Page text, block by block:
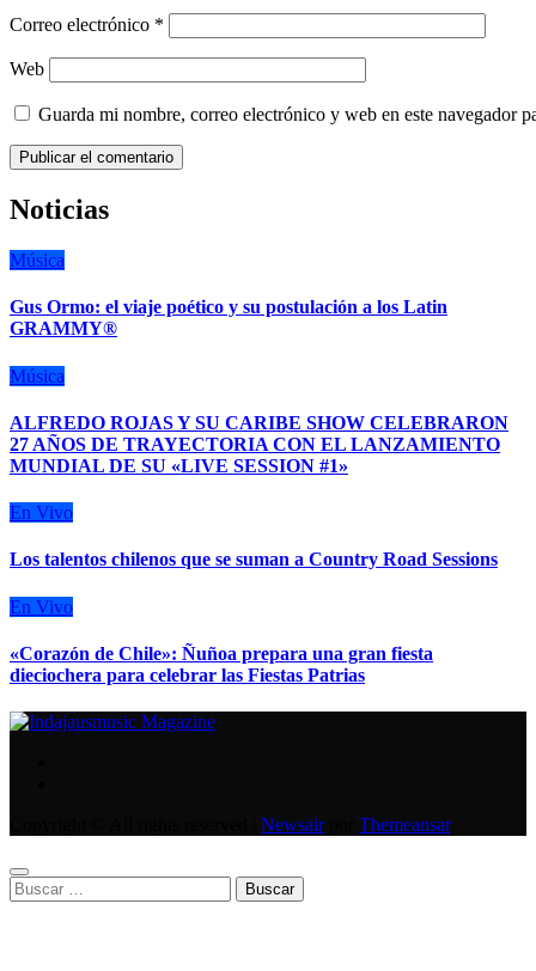
Correo electrónico *
Web
Guarda mi nombre, correo electrónico y web en este navegador
Noticias
Música
Gus Ormo: el viaje poético y su postulación a los Latin
GRAMMY®
Música
ALFREDO ROJAS Y SU CARIBE SHOW CELEBRARON
27 AÑOS DE TRAYECTORIA CON EL LANZAMIENTO
MUNDIAL DE SU «LIVE SESSION #1»
En Vivo
Los talentos chilenos que se suman a Country Road Sessions
En Vivo
«Corazón de Chile»: Ñuñoa prepara una gran fiesta
dieciochera para celebrar las Fiestas Patrias
Newsairpor Themeansar.
Buscar: